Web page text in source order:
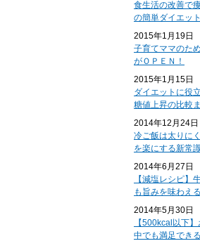
食生活の改善で
の簡単ダイエッ
2015年1月19日
子育てママのた
がＯＰＥＮ！
2015年1月15日
ダイエットに役
糖値上昇の比較
2014年12月24日
冷ご飯は太りに
を楽にする新常
2014年6月27日
【減塩レシピ】
も旨みを味わえ
2014年5月30日
【500kcal以下
中でも満足でき